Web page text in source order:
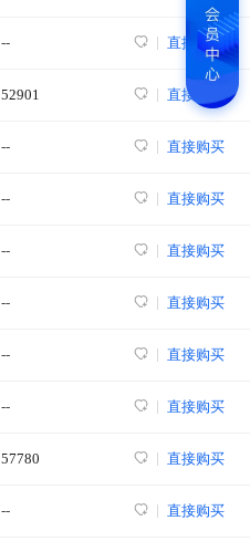
-- 直接购买
52901 直接购买
-- 直接购买
-- 直接购买
-- 直接购买
-- 直接购买
-- 直接购买
-- 直接购买
57780 直接购买
-- 直接购买